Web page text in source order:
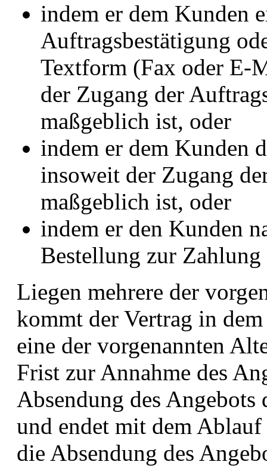
indem er dem Kunden
Auftragsbestätigung
Textform (Fax oder E-
der Zugang der
maßgeblich ist, oder
indem er dem Kunden
insoweit der Zugang
maßgeblich ist, oder
indem er den Kunden
Bestellung zur
Liegen mehrere der
kommt der Vertrag in
eine der vorgenannten
Frist zur Annahme des
Absendung des
und endet mit dem
die Absendung des